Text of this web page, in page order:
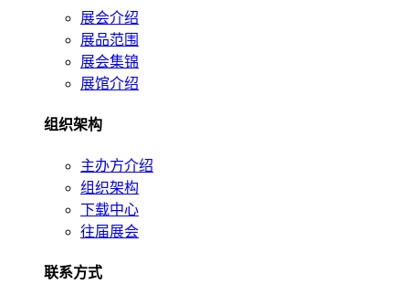
展会介绍
展品范围
展会集锦
展馆介绍
组织架构
主办方介绍
组织架构
下载中心
往届展会
联系方式